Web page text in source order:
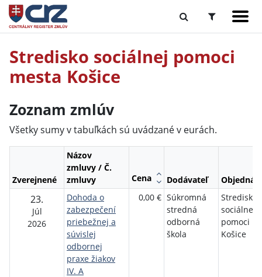
Stredisko sociálnej pomoci
mesta Košice
Zoznam zmlúv
Všetky sumy v tabuľkách sú uvádzané v eurách.
Zverejnené
Názov
zmluvy / Č.
zmluvy
Cena Dodávateľ
23.
Júl
2026
Dohoda o
zabezpečení
priebežnej a
súvislej
odbornej
praxe žiakov
IV. A
0,00 € Súkromná
stredná
odborná
škola
Stredisko
sociálnej
pomoci
Košice